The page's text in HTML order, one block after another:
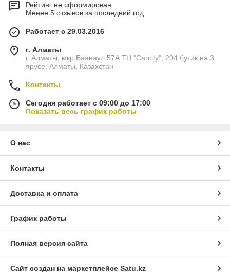
Рейтинг не сформирован
Менее 5 отзывов за последний год
Работает с 29.03.2016
г. Алматы
г. Алматы, мкр.Баянаул 57А ТЦ "Carcity", 204 бутик на 3
ярусе, Алматы, Казахстан
Контакты
Сегодня работает с 09:00 до 17:00
Показать весь график работы
О нас
Контакты
Доставка и оплата
График работы
Полная версия сайта
Сайт создан на маркетплейсе Satu.kz